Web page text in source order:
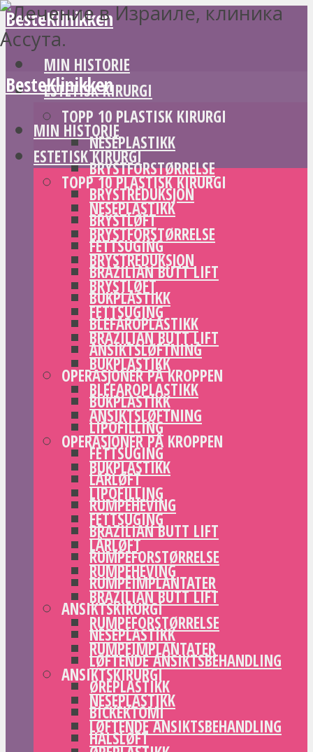
BesteKlinikken
MIN HISTORIE
ESTETISK KIRURGI
TOPP 10 PLASTISK KIRURGI
NESEPLASTIKK
BRYSTFORSTØRRELSE
BRYSTREDUKSJON
BRYSTLØFT
FETTSUGING
BRAZILIAN BUTT LIFT
BUKPLASTIKK
BLEFAROPLASTIKK
ANSIKTSLØFTNING
OPERASJONER PÅ KROPPEN
BUKPLASTIKK
LIPOFILLING
FETTSUGING
LÅRLØFT
RUMPEHEVING
BRAZILIAN BUTT LIFT
RUMPEFORSTØRRELSE
RUMPEIMPLANTATER
ANSIKTSKIRURGI
NESEPLASTIKK
LØFTENDE ANSIKTSBEHANDLING
ØREPLASTIKK
BICKEKTOMI
HALSLØFT
BesteKlinikken
MIN HISTORIE
ESTETISK KIRURGI
TOPP 10 PLASTISK KIRURGI
NESEPLASTIKK
BRYSTFORSTØRRELSE
BRYSTREDUKSJON
BRYSTLØFT
FETTSUGING
BRAZILIAN BUTT LIFT
BUKPLASTIKK
BLEFAROPLASTIKK
ANSIKTSLØFTNING
OPERASJONER PÅ KROPPEN
BUKPLASTIKK
LIPOFILLING
FETTSUGING
LÅRLØFT
RUMPEHEVING
BRAZILIAN BUTT LIFT
RUMPEFORSTØRRELSE
RUMPEIMPLANTATER
ANSIKTSKIRURGI
NESEPLASTIKK
LØFTENDE ANSIKTSBEHANDLING